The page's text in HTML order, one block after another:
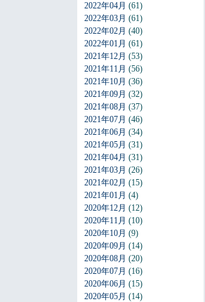
2022年04月 (61)
2022年03月 (61)
2022年02月 (40)
2022年01月 (61)
2021年12月 (53)
2021年11月 (56)
2021年10月 (36)
2021年09月 (32)
2021年08月 (37)
2021年07月 (46)
2021年06月 (34)
2021年05月 (31)
2021年04月 (31)
2021年03月 (26)
2021年02月 (15)
2021年01月 (4)
2020年12月 (12)
2020年11月 (10)
2020年10月 (9)
2020年09月 (14)
2020年08月 (20)
2020年07月 (16)
2020年06月 (15)
2020年05月 (14)